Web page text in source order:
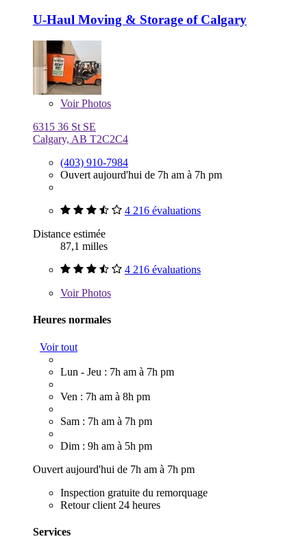
U-Haul Moving & Storage of Calgary
VoirPhotos
6315 36 St SE
Calgary, AB T2C2C4
(403) 910-7984
Ouvert aujourd'hui de 7h am à 7h pm
4 216 évaluations
Distance estimée
87,1 milles
4 216 évaluations
VoirPhotos
Heures normales
Voir tout
Lun - Jeu : 7h am à 7h pm
Ven : 7h am à 8h pm
Sam : 7h am à 7h pm
Dim : 9h am à 5h pm
Ouvert aujourd'hui de 7h am à 7h pm
Inspection gratuite du remorquage
Retour client 24 heures
Services